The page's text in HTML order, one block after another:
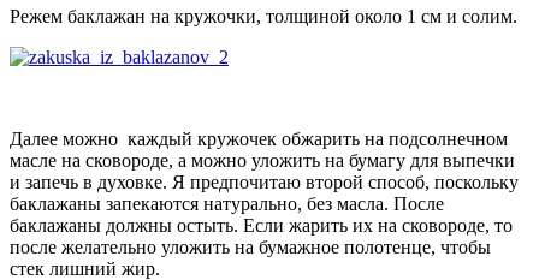
Режем баклажан на кружочки, толщиной около 1 см и солим.
Далее можно каждый кружочек обжарить на подсолнечном
масле на сковороде, а можно уложить на бумагу для выпечки
и запечь в духовке. Я предпочитаю второй способ, поскольку
баклажаны запекаются натурально, без масла. После
баклажаны должны остыть. Если жарить их на сковороде, то
после желательно уложить на бумажное полотенце, чтобы
стек лишний жир.